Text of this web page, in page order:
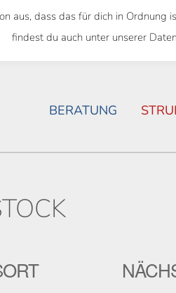
BUNDESWEITES TICKET
BERATUNG
aus, dass das für dich in
findest du auch unter unserer